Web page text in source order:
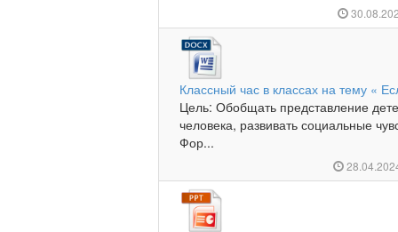
Классный час в классах на тему «
Цель: Обобщать представление
человека, развивать социальные
Фор...